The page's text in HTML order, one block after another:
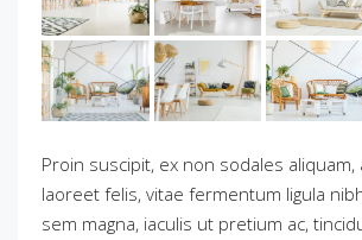
Proin suscipit, ex non sodales
laoreet felis, vitae fermentum ligula
sem magna, iaculis ut pretium ac,